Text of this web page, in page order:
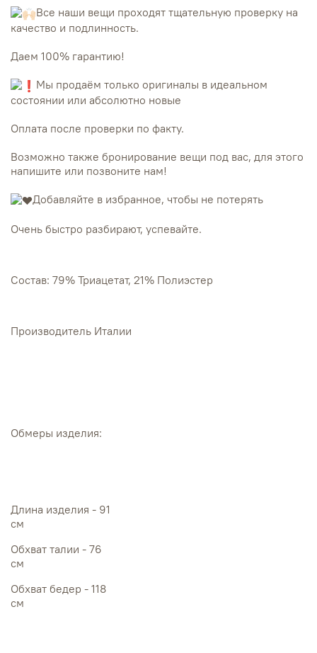
Все наши вещи проходят тщательную проверку на
качество и подлинность.
Даем 100% гарантию!
Мы продаём только оригиналы в идеальном
состоянии или абсолютно новые
Оплата после проверки по факту.
Возможно также бронирование вещи под вас, для этого
напишите или позвоните нам!
Добавляйте в избранное, чтобы не потерять
Очень быстро разбирают, успевайте.
Состав: 79% Триацетат, 21% Полиэстер
Производитель Италии
Обмеры изделия:
Длина изделия - 91
см
Обхват талии - 76
см
Обхват бедер - 118
см